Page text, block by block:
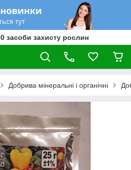
засоби захисту рослин
Добрива мінеральні і органічні